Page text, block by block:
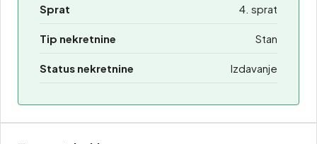
Sprat 4. sprat
Tip nekretnine Stan
Status nekretnine Izdavanje